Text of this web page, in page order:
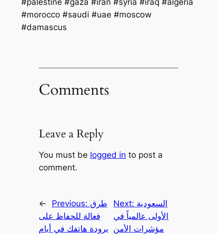
#palestine #gaza #iran #syria #iraq #algeria
#morocco #saudi #uae #moscow
#damascus
Comments
Leave a Reply
You must be logged in to post a
comment.
← Previous: طرق
فعالة للحفاظ على
برودة هاتفك في أيام
Next: السعودية
الأولى عالمياً في
مؤشرات الأمن